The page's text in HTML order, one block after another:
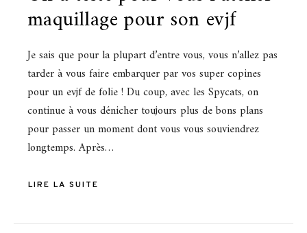
maquillage pour son evjf
Je sais que pour la plupart d’entre vous, vous n’allez pas
tarder à vous faire embarquer par vos super copines
pour un evjf de folie ! Du coup, avec les Spycats, on
continue à vous dénicher toujours plus de bons plans
pour passer un moment dont vous vous souviendrez
longtemps. Après…
LIRE LA SUITE